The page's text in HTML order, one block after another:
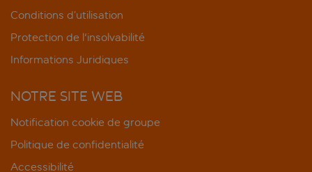
Conditions d’utilisation
Protection de l'insolvabilité
Informations Juridiques
NOTRE SITE WEB
Notification cookie de groupe
Politique de confidentialité
Accessibilité